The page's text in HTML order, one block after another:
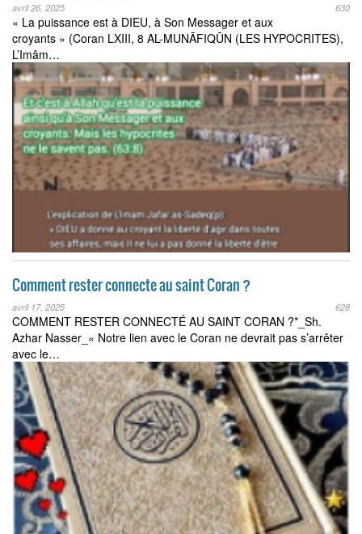
avril 26, 2025 630
« La puissance est à DIEU, à Son Messager et aux
croyants » (Coran LXIII, 8 AL-MUNĀFIQŪN (LES HYPOCRITES),
L’Imâm…
Comment rester connecte au saint Coran ?
avril 17, 2025 628
COMMENT RESTER CONNECTÉ AU SAINT CORAN ?*_Sh.
Azhar Nasser_« Notre lien avec le Coran ne devrait pas s’arrêter
avec le…